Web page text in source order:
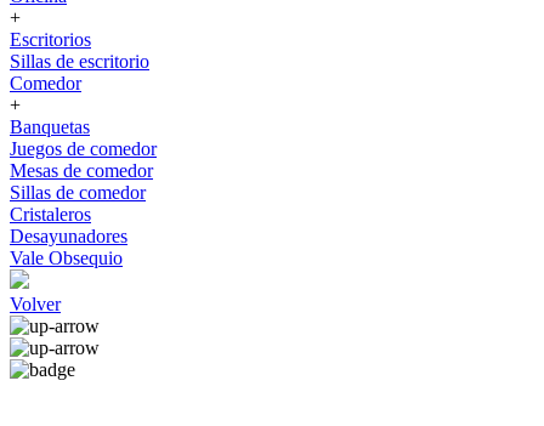
+
Escritorios
Sillas de escritorio
Comedor
+
Banquetas
Juegos de comedor
Mesas de comedor
Sillas de comedor
Cristaleros
Desayunadores
Vale Obsequio
Volver